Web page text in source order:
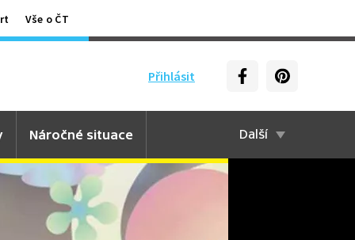
Vše o ČT
Přihlásit
Náročné situace Další